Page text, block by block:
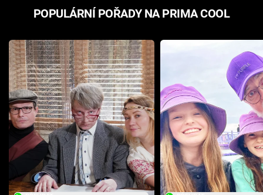
POPULÁRNÍ POŘADY NA PRIMA COOL